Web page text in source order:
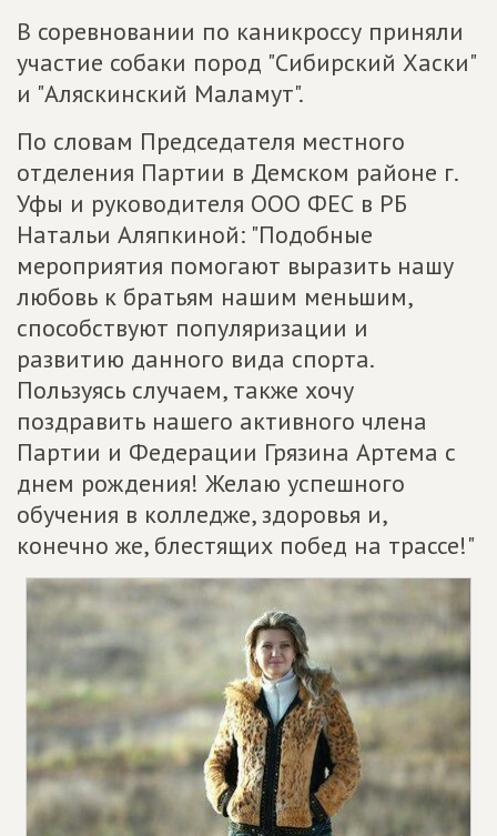
В соревновании по каникроссу приняли
участие собаки пород "Сибирский Хаски"
и "Аляскинский Маламут".
По словам Председателя местного
отделения Партии в Демском районе г.
Уфы и руководителя ООО ФЕС в РБ
Натальи Аляпкиной: "Подобные
мероприятия помогают выразить нашу
любовь к братьям нашим меньшим,
способствуют популяризации и
развитию данного вида спорта.
Пользуясь случаем, также хочу
поздравить нашего активного члена
Партии и Федерации Грязина Артема с
днем рождения! Желаю успешного
обучения в колледже, здоровья и,
конечно же, блестящих побед на трассе!"